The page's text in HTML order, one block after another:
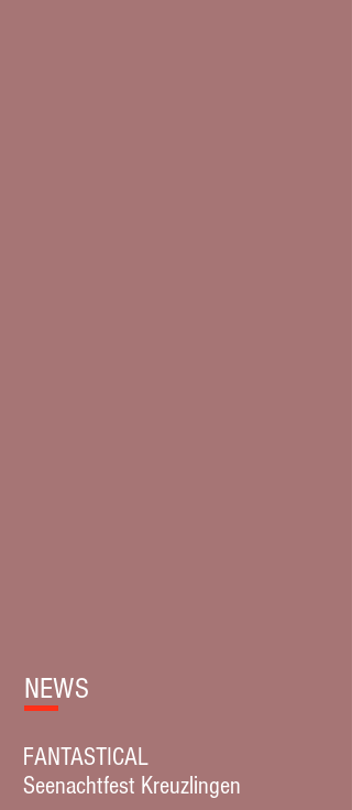
NEWS
FANTASTICAL
Seenachtfest Kreuzlingen